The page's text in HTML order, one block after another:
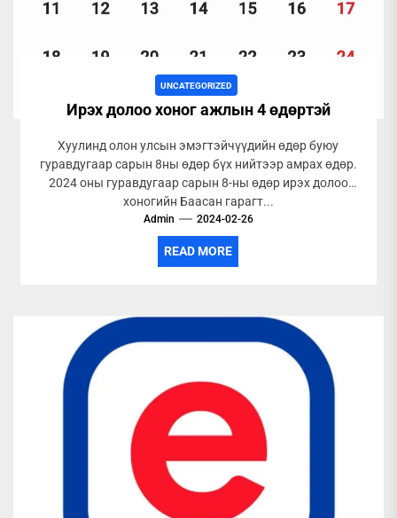
UNCATEGORIZED
Ирэх долоо хоног ажлын 4 өдөртэй
Хуулинд олон улсын эмэгтэйчүүдийн өдөр буюу
гуравдугаар сарын 8ны өдөр бүх нийтээр амрах өдөр.
2024 оны гуравдугаар сарын 8-ны өдөр ирэх долоо
хоногийн Баасан гарагт...
Admin 2024-02-26
READ MORE